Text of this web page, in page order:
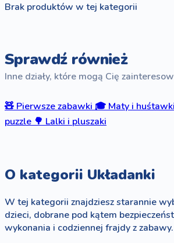
Brak produktów w tej kategorii
Sprawdź również
Inne działy, które mogą Cię
🧸 Pierwsze zabawki 🎓 Maty i huśtawki
puzzle 🌳 Lalki i pluszaki
O kategorii Układanki
W tej kategorii znajdziesz starannie
dzieci, dobrane pod kątem
wykonania i codziennej frajdy z zabawy.